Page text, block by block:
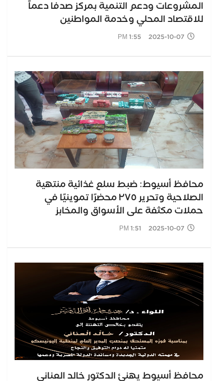
المشروعات ودعم التنمية بمركز صدفا دعماً
للاقتصاد المحلي وخدمة المواطنين
2025-10-07 1:55 PM
محافظ أسيوط: ضبط سلع غذائية منتهية
الصلاحية وتحرير ٢٧٥ محضرًا تموينيًا في
حملات مكثفة على الأسواق والمخابز
2025-10-07 1:51 PM
محافظ أسيوط يهنئ الدكتور خالد العناني